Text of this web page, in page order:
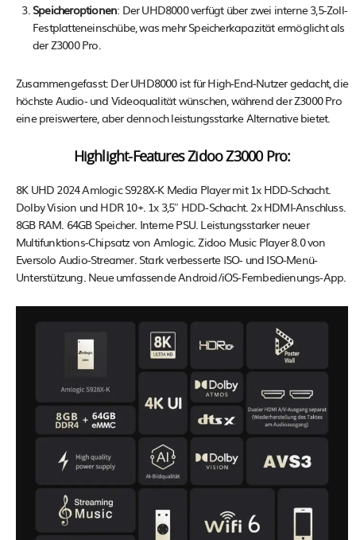
Speicheroptionen: Der UHD8000 verfügt über zwei interne 3,5-Zoll-
Festplatteneinschübe, was mehr Speicherkapazität ermöglicht als
der Z3000 Pro.
Zusammengefasst: Der UHD8000 ist für High-End-Nutzer gedacht, die
höchste Audio- und Videoqualität wünschen, während der Z3000 Pro
eine preiswertere, aber dennoch leistungsstarke Alternative bietet.
Highlight-Features Zidoo Z3000 Pro:
8K UHD 2024 Amlogic S928X-K Media Player mit 1x HDD-Schacht.
Dolby Vision und HDR 10+. 1x 3,5″ HDD-Schacht. 2x HDMI-Anschluss.
8GB RAM. 64GB Speicher. Interne PSU. Leistungsstarker neuer
Multifunktions-Chipsatz von Amlogic. Zidoo Music Player 8.0 von
Eversolo Audio-Streamer. Stark verbesserte ISO- und ISO-Menü-
Unterstützung. Neue umfassende Android/iOS-Fernbedienungs-App.